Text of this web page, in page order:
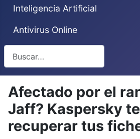
Inteligencia Artificial
Antivirus Online
Afectado por el
Jaff? Kaspersky
recuperar tus